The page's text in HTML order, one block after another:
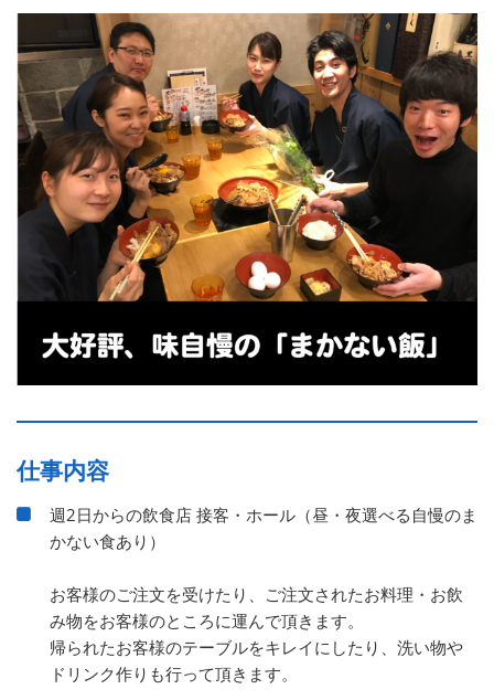
仕事内容
週2日からの飲食店 接客・ホール（昼・夜選べる自慢のま
かない食あり）
お客様のご注文を受けたり、ご注文されたお料理・お飲
み物をお客様のところに運んで頂きます。
帰られたお客様のテーブルをキレイにしたり、洗い物や
ドリンク作りも行って頂きます。